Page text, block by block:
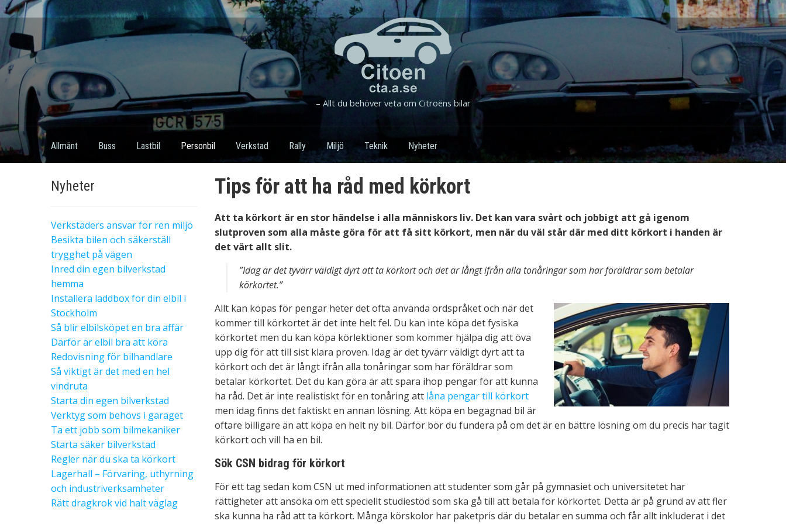
– Allt du behöver veta om Citroëns bilar
Allmänt Buss Lastbil Personbil Verkstad Rally Miljö Teknik Nyheter
Nyheter
Verkstäders ansvar för ren miljö
Besikta bilen och säkerställ
trygghet på vägen
Inred din egen bilverkstad
hemma
Installera laddbox för din elbil i
Stockholm
Så blir elbilsköpet en bra affär
Därför är elbil bra att köra
Redovisning för bilhandlare
Så viktigt är det med en hel
vindruta
Starta din egen bilverkstad
Verktyg som behövs i garaget
Ta ett jobb som bilmekaniker
Starta säker bilverkstad
Regler när du ska ta körkort
Lagerhall – Förvaring, uthyrning
och industriverksamheter
Rätt dragkrok vid halt väglag
Tips för att ha råd med körkort
Att ta körkort är en stor händelse i alla människors liv. Det kan vara svårt och jobbigt att gå igenom
slutproven som alla måste göra för att få sitt körkort, men när du väl står där med ditt körkort i handen är
det värt allt slit.
”Idag är det tyvärr väldigt dyrt att ta körkort och det är långt ifrån alla tonåringar som har föräldrar som betalar
körkortet.”
Allt kan köpas för pengar heter det ofta använda ordspråket och när det
kommer till körkortet är det inte helt fel. Du kan inte köpa det fysiska
körkortet men du kan köpa körlektioner som kommer hjälpa dig att öva
upp dig för att till sist klara proven. Idag är det tyvärr väldigt dyrt att ta
körkort och det är långt ifrån alla tonåringar som har föräldrar som
betalar körkortet. Det du kan göra är att spara ihop pengar för att kunna
ha råd. Det är inte realistiskt för en tonåring att låna pengar till körkort
men idag finns det faktiskt en annan lösning. Att köpa en begagnad bil är
oftare billigare än att köpa en helt ny bil. Därför bör du fundera på om det är en bättre lösning om du precis har tagit
körkort och vill ha en bil.
Sök CSN bidrag för körkort
För ett tag sedan kom CSN ut med informationen att studenter som går på gymnasiet och universitetet har
rättigheter att ansöka om ett speciellt studiestöd som ska gå till att betala för körkortet. Detta är på grund av att fler
ska kunna ha råd att ta körkort. Många körskolor har paketpris där du betalar en summa och får allt inkluderat i det